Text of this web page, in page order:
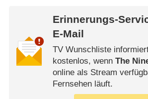
Erinnerungs-
E-Mail
TV Wunschliste
kostenlos, wenn The
online als Stream
Fernsehen läuft.